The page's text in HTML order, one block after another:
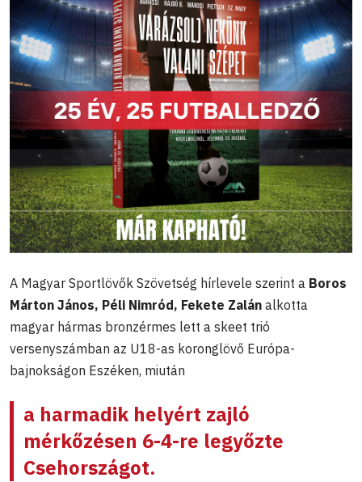
A Magyar Sportlövők Szövetség hírlevele szerint a Boros
Márton János, Péli Nimród, Fekete Zalán alkotta
magyar hármas bronzérmes lett a skeet trió
versenyszámban az U18-as koronglövő Európa-
bajnokságon Eszéken, miután
a harmadik helyért zajló
mérkőzésen 6-4-re legyőzte
Csehországot.